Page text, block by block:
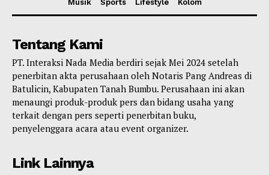
Musik
Sports Lifestyle Kolom
Tentang Kami
PT. Interaksi Nada Media berdiri sejak Mei 2024 setelah
penerbitan akta perusahaan oleh Notaris Pang Andreas di
Batulicin, Kabupaten Tanah Bumbu. Perusahaan ini akan
menaungi produk-produk pers dan bidang usaha yang
terkait dengan pers seperti penerbitan buku,
penyelenggara acara atau event organizer.
Link Lainnya